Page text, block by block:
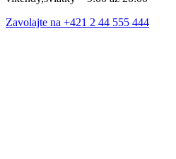
Zavolajte na +421 2 44 555 444